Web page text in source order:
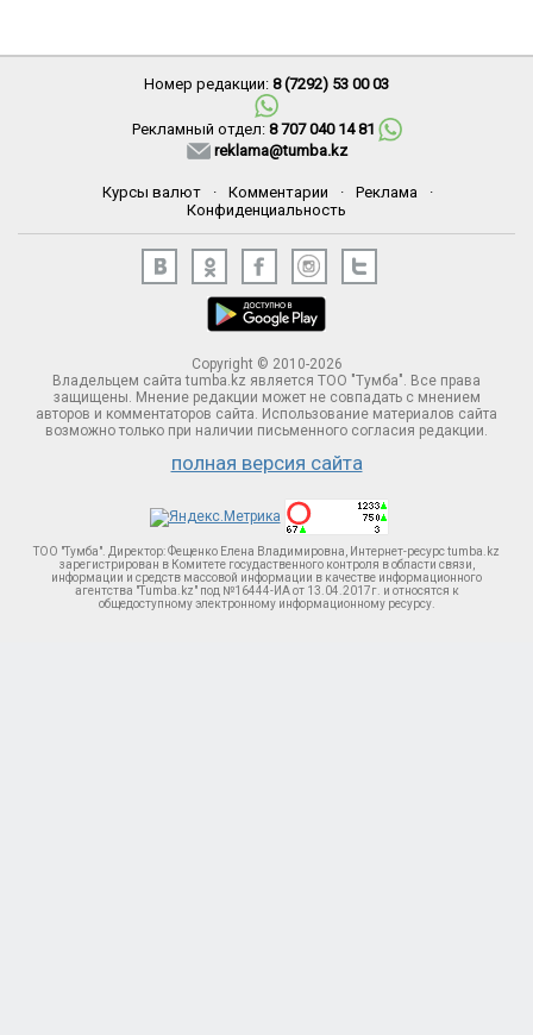
Номер редакции: 8 (7292) 53 00 03
Рекламный отдел: 8 707 040 14 81
reklama@tumba.kz
Курсы валют · Комментарии · Реклама
·
Конфиденциальность
Copyright © 2010-2026
Владельцем сайта tumba.kz является ТОО "Тумба". Все права
защищены. Мнение редакции может не совпадать с мнением
авторов и комментаторов сайта. Использование материалов сайта
возможно только при наличии письменного согласия редакции.
полная версия сайта
ТОО "Тумба". Директор: Фещенко Елена Владимировна, Интернет-ресурс tumba.kz
зарегистрирован в Комитете госудаственного контроля в области связи,
информации и средств массовой информации в качестве информационного
агентства "Tumba.kz" под №16444-ИА от 13.04.2017г. и относятся к
общедоступному электронному информационному ресурсу.